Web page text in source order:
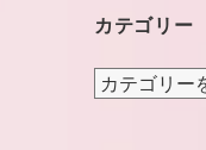
カテゴリー
カ